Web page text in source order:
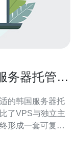
务器托管性
的韩国服务器托
了VPS与独立主
形成一套可复用